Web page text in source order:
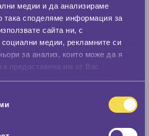
медии и да анализираме
споделяме информация за
сайта ни, с
социални медии, рекламните си
за анализ, които може да я
предоставена им от Вас
Стар размер
0 мм.